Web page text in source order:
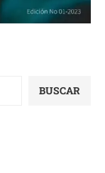
BUSCAR